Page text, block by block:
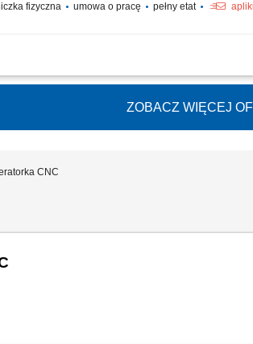
fizyczna umowa o pracę pełny etat
pras krawędziowych CNC oraz realizacja procesów
ZOBACZ WIĘCEJ
CNC